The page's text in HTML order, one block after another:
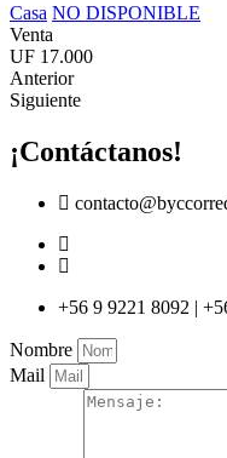
Casa NO DISPONIBLE
Venta
UF 17.000
Anterior
Siguiente
¡Contáctanos!
+56 9 9221 8092 |
Nombre
Mail